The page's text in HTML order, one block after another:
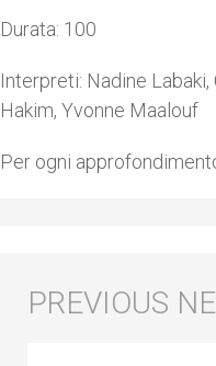
Durata: 100
Interpreti: Nadine
Hakim, Yvonne Maalouf
Per ogni